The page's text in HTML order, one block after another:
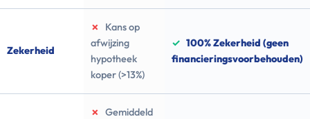
Zekerheid
✗
Kans op
afwijzing
hypotheek
koper (>13%)
✓ 100% Zekerheid (geen
financieringsvoorbehouden)
✗
Gemiddeld